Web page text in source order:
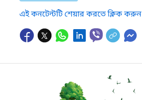
এই কনটেন্টটি শেয়ার করতে ক্লিক করুন